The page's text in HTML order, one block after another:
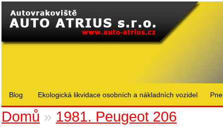
Blog Ekologická likvidace osobních a nákladních vozidel
Domů » 1981. Peugeot 206